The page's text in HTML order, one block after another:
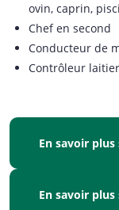
ovin, caprin,
Chef en second
Conducteur de
Contrôleur laitier
En savoir
En savoir